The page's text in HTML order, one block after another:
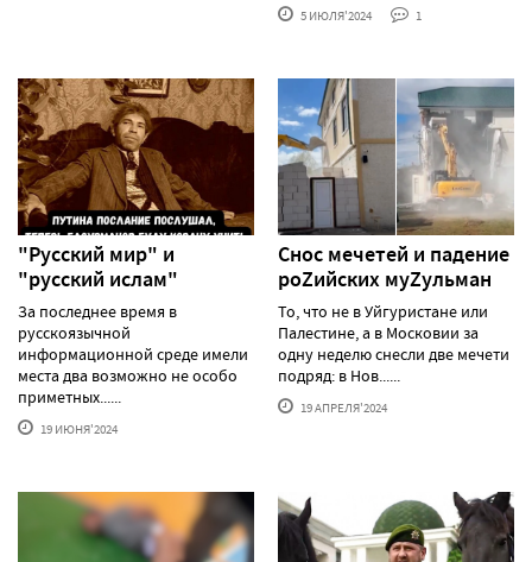
5 ИЮЛЯ'2024 1
"Русский мир" и
"русский ислам"
За последнее время в
русскоязычной
информационной среде имели
места два возможно не особо
приметных......
19 ИЮНЯ'2024
Снос мечетей и падение
роZийских муZульман
То, что не в Уйгуристане или
Палестине, а в Московии за
одну неделю снесли две мечети
подряд: в Нов......
19 АПРЕЛЯ'2024